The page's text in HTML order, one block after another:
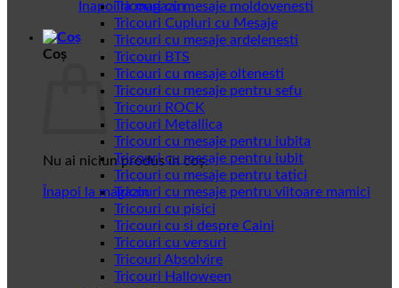
Înapoi la magazin
Coș
Nu ai niciun produs în coș.
Înapoi la magazin
Tricouri cu mesaje moldovenesti
Tricouri Cupluri cu Mesaje
Tricouri cu mesaje ardelenesti
Tricouri BTS
Tricouri cu mesaje oltenesti
Tricouri cu mesaje pentru sefu
Tricouri ROCK
Tricouri Metallica
Tricouri cu mesaje pentru iubita
Tricouri cu mesaje pentru iubit
Tricouri cu mesaje pentru tatici
Tricouri cu mesaje pentru viitoare mamici
Tricouri cu pisici
Tricouri cu si despre Caini
Tricouri cu versuri
Tricouri Absolvire
Tricouri Halloween